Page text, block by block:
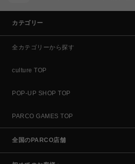
カテゴリー
全カテゴリーから探す
culture TOP
POP-UP SHOP TOP
PARCO GAMES TOP
全国のPARCO店舗